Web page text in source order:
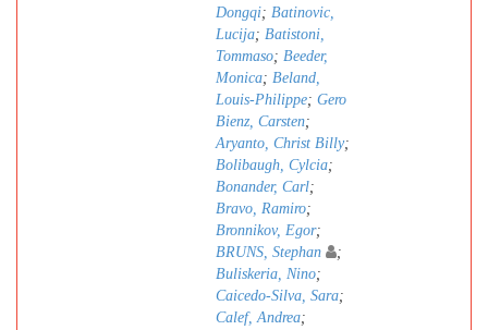
Dongqi; Batinovic,
Lucija; Batistoni,
Tommaso; Beeder,
Monica; Beland,
Louis-Philippe; Gero
Bienz, Carsten;
Aryanto, Christ Billy;
Bolibaugh, Cylcia;
Bonander, Carl;
Bravo, Ramiro;
Bronnikov, Egor;
BRUNS, Stephan
;
Buliskeria, Nino;
Caicedo-Silva, Sara;
Calef, Andrea;